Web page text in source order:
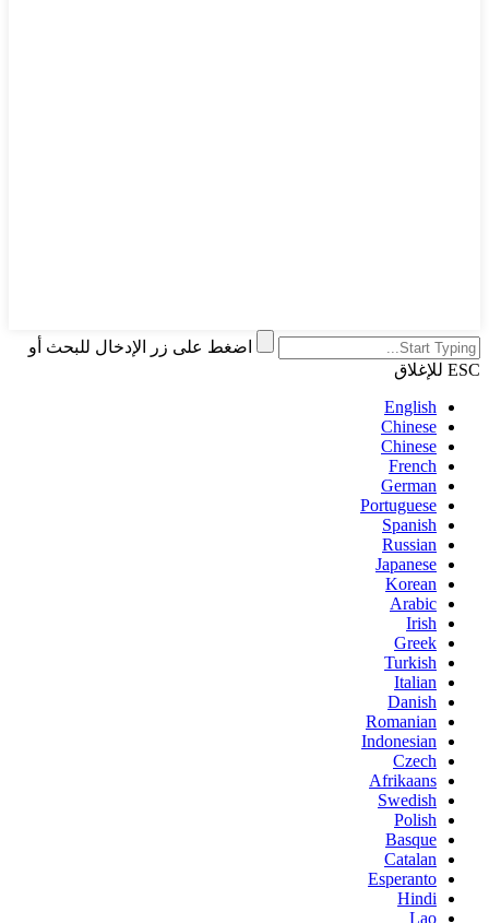
اضغط على زر الإدخال للبحث أو
ESC للإغلاق
English
Chinese
Chinese
French
German
Portuguese
Spanish
Russian
Japanese
Korean
Arabic
Irish
Greek
Turkish
Italian
Danish
Romanian
Indonesian
Czech
Afrikaans
Swedish
Polish
Basque
Catalan
Esperanto
Hindi
Lao